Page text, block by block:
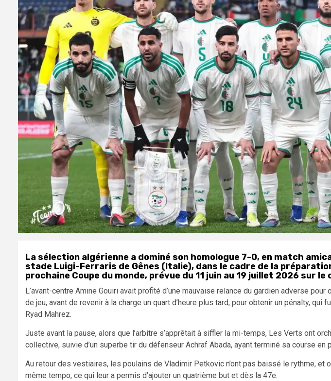
La sélection algérienne a dominé son homologue 7-0, en match
stade Luigi-Ferraris de Gênes (Italie), dans le cadre de la
prochaine Coupe du monde, prévue du 11 juin au 19 juillet 2026 sur
L’avant-centre Amine Gouiri avait profité d’une mauvaise relance du gardien adverse
de jeu, avant de revenir à la charge un quart d’heure plus tard, pour obtenir un pénalty, qui
Ryad Mahrez.
Juste avant la pause, alors que l’arbitre s’apprêtait à siffler la mi-temps, Les Verts ont
collective, suivie d’un superbe tir du défenseur Achraf Abada, ayant terminé sa course en
Au retour des vestiaires, les poulains de Vladimir Petkovic n’ont pas baissé le rythme, et
même tempo, ce qui leur a permis d’ajouter un quatrième but et dès la 47e.